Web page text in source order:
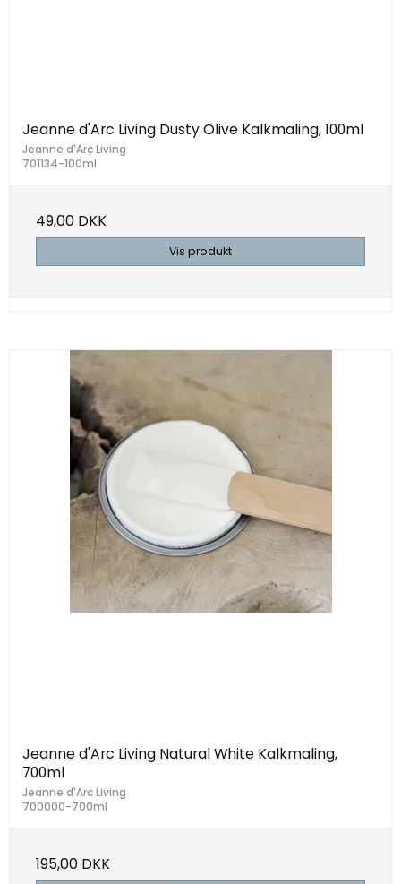
Jeanne d'Arc Living Dusty Olive Kalkmaling, 100ml
Jeanne d'Arc Living
701134-100ml
49,00 DKK
Vis produkt
Jeanne d'Arc Living Natural White Kalkmaling,
700ml
Jeanne d'Arc Living
700000-700ml
195,00 DKK